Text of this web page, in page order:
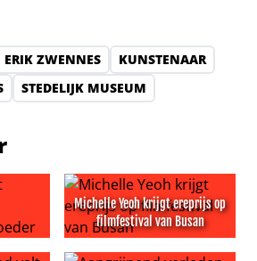
ERIK ZWENNES
KUNSTENAAR
STEDELIJK MUSEUM
vraag na eerbetoon aan
Michelle Yeoh krijgt ereprijs op
filmfestival van Busan
Michelle Yeoh krijgt ereprijs